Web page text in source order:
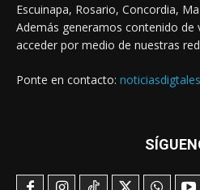
Escuinapa, Rosario, Concordia,
Además generamos contenido de
acceder por medio de nuestras
Ponte en contacto: